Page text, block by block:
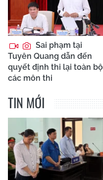
Sai phạm tại
Tuyên Quang dẫn đến
quyết định thi lại toàn bộ
các môn thi
TIN MỚI